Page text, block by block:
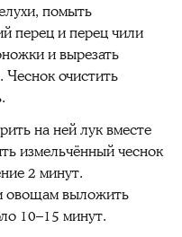
помыть
перец и перец чили
и вырезать
Чеснок очистить
на ней лук вместе
измельчённый чеснок
2 минут.
овощам выложить
10–15 минут.